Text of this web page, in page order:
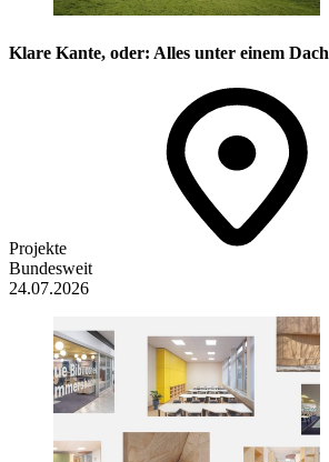
Klare Kante, oder: Alles unter einem Dach
Projekte
Bundesweit
24.07.2026